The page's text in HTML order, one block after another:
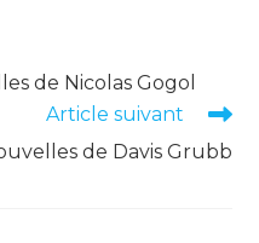
de Nicolas Gogol
Article suivant
de Davis Grubb